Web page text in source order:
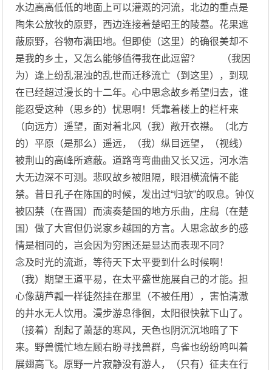
水边高高低低的地面上可以灌溉的河流，北边的重点是
陶朱公放牧的原野，西边连接着楚昭王的陵墓。花果遮
蔽原野，谷物布满田地。但即使（这里）的确很美却不
是我的乡土，又怎么能够值得我在此逗留？ （我因
为）逢上纷乱混浊的乱世而迁移流亡（到这里），到现
在已经超过漫长的十二年。心中思念故乡希望归去，谁
能忍受这种（思乡的）忧思啊！凭靠着楼上的栏杆来
（向远方）遥望，面对着北风（我）敞开衣襟。（北方
的）平原（是那么）遥远，（我）纵目远望，（视线）
被荆山的高峰所遮蔽。道路弯弯曲曲又长又远，河水浩
大无边深不可测。悲叹故乡被阻隔，眼泪横流情不能
禁。昔日孔子在陈国的时候，发出过“归欤”的叹息。钟仪
被囚禁（在晋国）而演奏楚国的地方乐曲，庄舄（在楚
国）做了大官但仍说家乡越国的方言。人思念故乡的感
情是相同的，岂会因为穷困还是显达而表现不同？
念及时光的流逝，等待天下太平要到什么时候啊！
（我）期望王道平易，在太平盛世施展自己的才能。担
心像葫芦瓢一样徒然挂在那里（不被任用），害怕清澈
的井水无人饮用。漫步游息徘徊，太阳很快就下山了。
（接着）刮起了萧瑟的寒风，天色也阴沉沉地暗了下
来。野兽慌忙地左顾右盼寻找兽群，鸟雀也纷纷鸣叫着
展翅高飞。原野一片寂静没有游人，（只有）征夫在行